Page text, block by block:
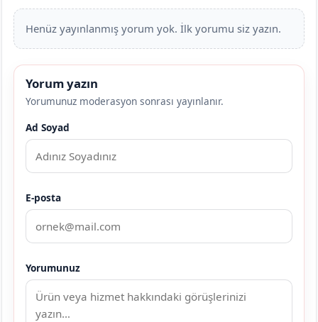
Henüz yayınlanmış yorum yok. İlk yorumu siz yazın.
Yorum yazın
Yorumunuz moderasyon sonrası yayınlanır.
Ad Soyad
E-posta
Yorumunuz